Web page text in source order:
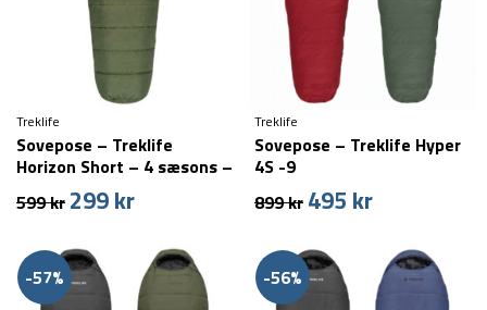
Treklife
Sovepose – Treklife
Horizon Short – 4 sæsons –
599kr Den
pris
var:
599 kr.
299krDen
pris
er:
299 kr.
Treklife
Sovepose – Treklife Hyper
4S -9
899kr Den
pris
var:
899 kr.
495 krDen
pris
er:
495 kr.
-57% -56%